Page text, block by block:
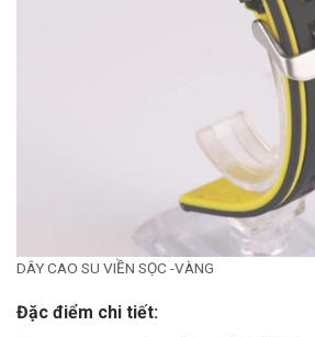
DÂY CAO SU VIỀN SỌC -VÀNG
Đặc điểm chi tiết: